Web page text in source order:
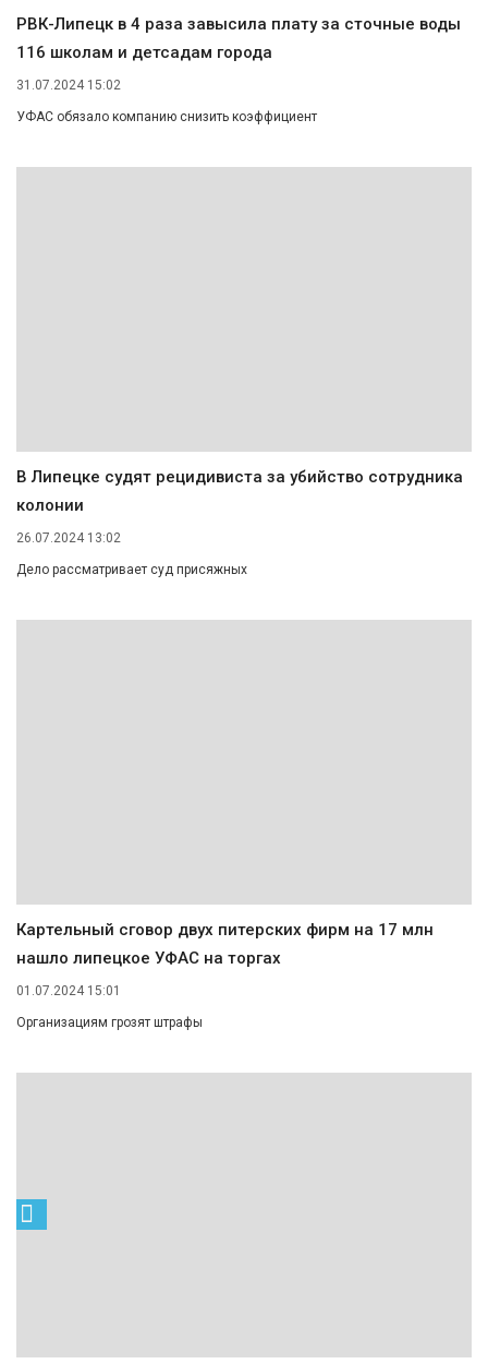
РВК-Липецк в 4 раза завысила плату за сточные воды
116 школам и детсадам города
31.07.2024 15:02
УФАС обязало компанию снизить коэффициент
В Липецке судят рецидивиста за убийство сотрудника
колонии
26.07.2024 13:02
Дело рассматривает суд присяжных
Картельный сговор двух питерских фирм на 17 млн
нашло липецкое УФАС на торгах
01.07.2024 15:01
Организациям грозят штрафы